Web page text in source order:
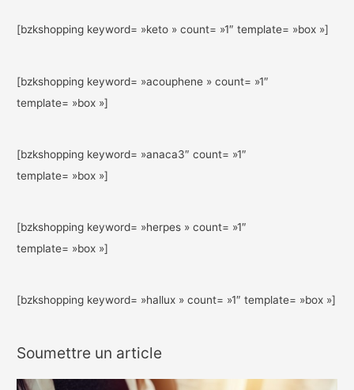
[bzkshopping keyword= »keto » count= »1″ template= »box »]
[bzkshopping keyword= »acouphene » count= »1″
template= »box »]
[bzkshopping keyword= »anaca3″ count= »1″
template= »box »]
[bzkshopping keyword= »herpes » count= »1″
template= »box »]
[bzkshopping keyword= »hallux » count= »1″ template= »box »]
Soumettre un article